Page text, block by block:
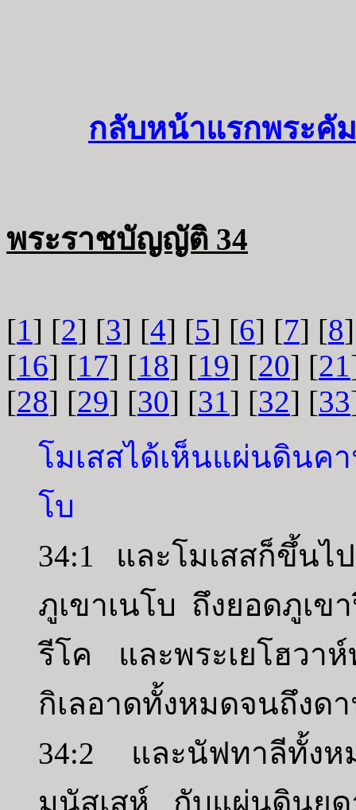
กลับหน้าแรกพระคั
พระราชบัญญัติ 34
[1] [2] [3] [4] [5] [6] [7] [8
[16] [17] [18] [19] [20] [21
[28] [29] [30] [31] [32] [33
โมเสสได้เห็นแผ่นดินค
โบ
34:1 และโมเสสก็ขึ้นไ
ภูเขาเนโบ ถึงยอดภูเข
รีโค และพระเยโฮวา
กิเลอาดทั้งหมดจนถึงด
34:2 และนัฟทาลีทั้ง
มนัสเสห์ กับแผ่นดินยูด